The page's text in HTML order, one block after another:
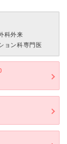
科外来
ョン科専門医